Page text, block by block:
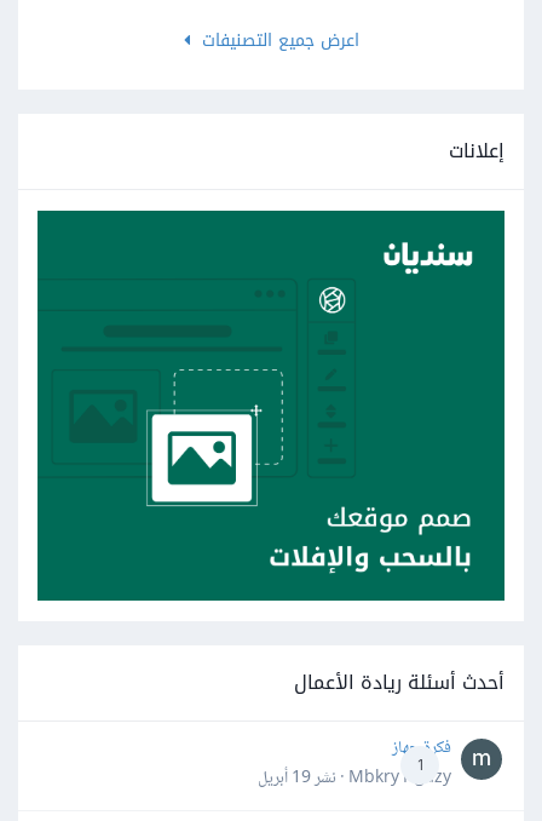
اعرض جميع التصنيفات
إعلانات
أحدث أسئلة ريادة الأعمال
1
فكرة جهاز
Mbkry Hgazy · نشر
19 أبريل